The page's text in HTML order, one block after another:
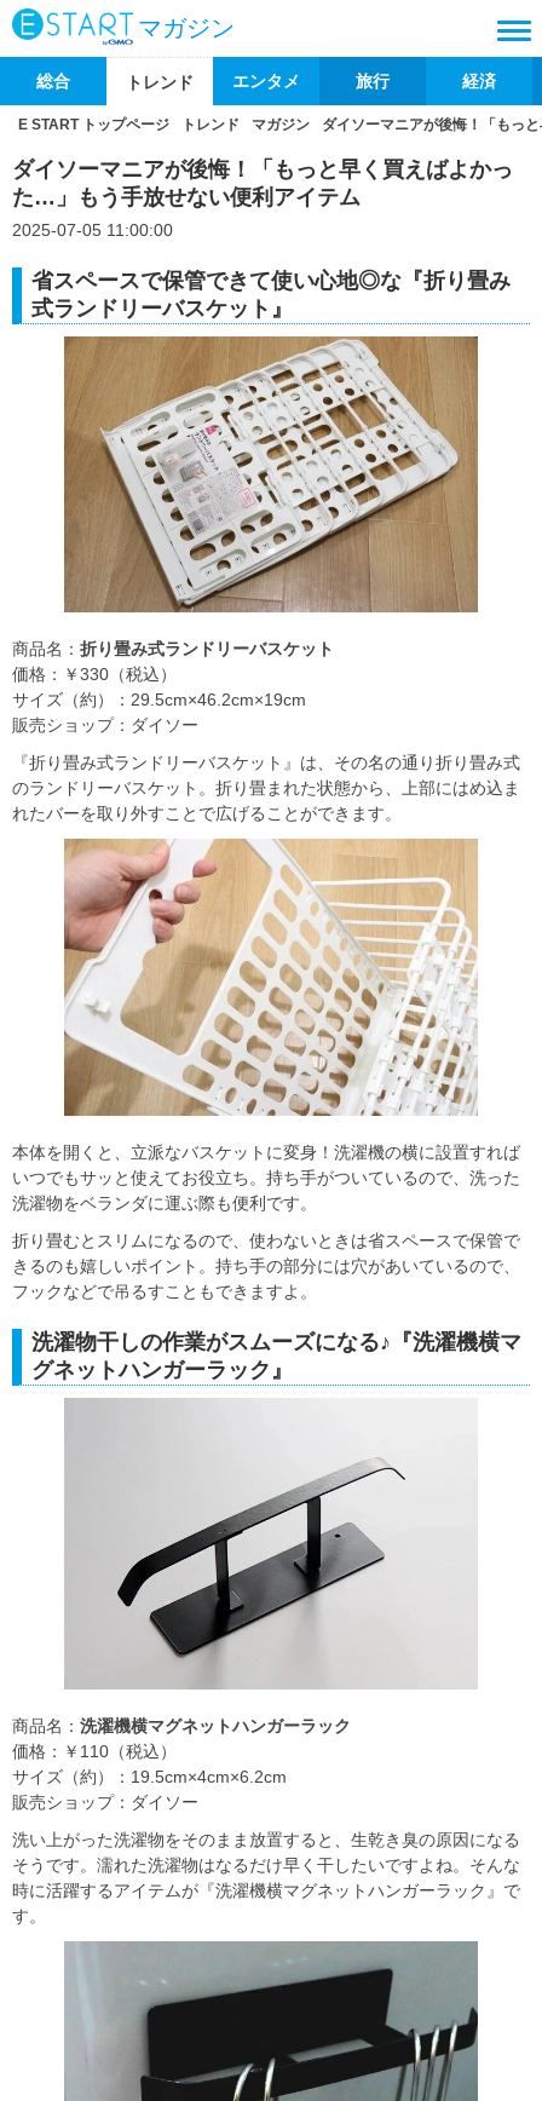
マガジン
総合 トレンド エンタメ 旅行 経済
E START トップページ トレンド マガジン ダイソーマニアが後悔！「もっ
ダイソーマニアが後悔！「もっと早く買えばよかっ
た…」もう手放せない便利アイテム
2025-07-05 11:00:00
省スペースで保管できて使い心地◎な『折り畳み
式ランドリーバスケット』
商品名： 折り畳み式ランドリーバスケット
価格：￥330（税込）
サイズ（約）：29.5cm×46.2cm×19cm
販売ショップ：ダイソー
『折り畳み式ランドリーバスケット』は、その名の通り折り畳み式
のランドリーバスケット。折り畳まれた状態から、上部にはめ込ま
れたバーを取り外すことで広げることができます。
本体を開くと、立派なバスケットに変身！洗濯機の横に設置すれば
いつでもサッと使えてお役立ち。持ち手がついているので、洗った
洗濯物をベランダに運ぶ際も便利です。
折り畳むとスリムになるので、使わないときは省スペースで保管で
きるのも嬉しいポイント。持ち手の部分には穴があいているので、
フックなどで吊るすこともできますよ。
洗濯物干しの作業がスムーズになる♪『洗濯機横マ
グネットハンガーラック』
商品名： 洗濯機横マグネットハンガーラック
価格：￥110（税込）
サイズ（約）：19.5cm×4cm×6.2cm
販売ショップ：ダイソー
洗い上がった洗濯物をそのまま放置すると、生乾き臭の原因になる
そうです。濡れた洗濯物はなるだけ早く干したいですよね。そんな
時に活躍するアイテムが『洗濯機横マグネットハンガーラック』で
す。